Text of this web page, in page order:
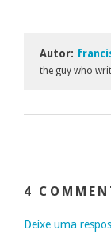
Autor:
the guy who
4
Deixe uma